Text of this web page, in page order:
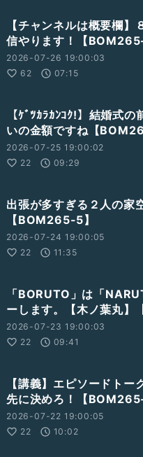
【チャンネルは概要欄
信やります！【BOM265-
2026-07-26 19:00:03
62
07:15
【ｹﾞﾂｶﾗｶﾝｺｸ!】結婚式
いの金額ですね【
2026-07-25 19:00:02
22
09:29
出張が多すぎる２人の家
【BOM265-5】
2026-07-24 19:00:05
22
11:35
「BORUTO」は「
ーします。【木ノ葉丸】
2026-07-23 19:00:03
22
09:41
【講義】エピソードト
先に決めろ！【
2026-07-22 19:00:05
22
10:02